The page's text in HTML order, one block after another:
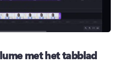
met het tabblad